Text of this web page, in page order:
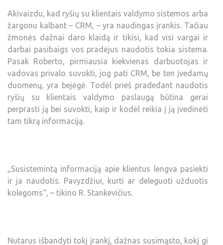
Akivaizdu, kad ryšių su klientais valdymo sistemos arba
žargonu kalbant – CRM, – yra naudingas įrankis. Tačiau
žmonės dažnai daro klaidą ir tikisi, kad visi vargai ir
darbai pasibaigs vos pradėjus naudotis tokia sistema.
Pasak Roberto, pirmiausia kiekvienas darbuotojas ir
vadovas privalo suvokti, jog pati CRM, be ten įvedamų
duomenų, yra bejėgė. Todėl prieš pradedant naudotis
ryšių su klientais valdymo paslaugą būtina gerai
perprasti ją bei suvokti, kaip ir kodėl reikia į ją įvedinėti
tam tikrą informaciją.
„Susistemintą informaciją apie klientus lengva pasiekti
ir ja naudotis. Pavyzdžiui, kurti ar deleguoti užduotis
kolegoms“, – tikino R. Stankevičius.
Nutarus išbandyti tokį įrankį, dažnas susimąsto, kokį gi